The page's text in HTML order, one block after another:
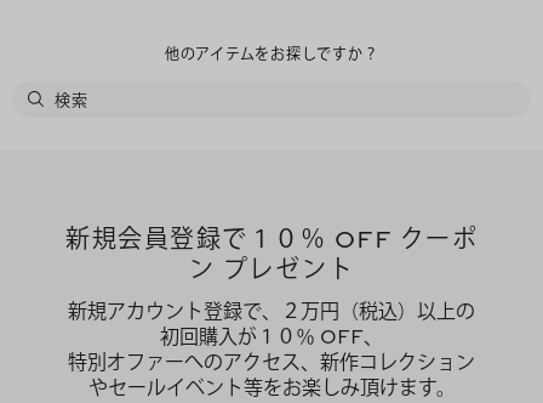
他のアイテムをお探しですか？
新規会員登録で１０％ OFF クーポ
ン プレゼント
新規アカウント登録で、２万円（税込）以上の
初回購入が１０％ OFF、
特別オファーへのアクセス、新作コレクション
やセールイベント等をお楽しみ頂けます。